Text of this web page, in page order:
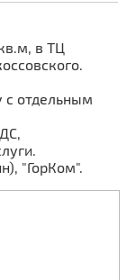
в ТЦ
с отдельным
"ГорКом".